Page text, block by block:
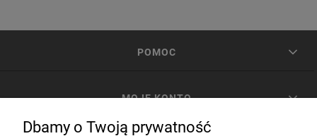
POMOC
MOJE KONTO
Dbamy o Twoją prywatność